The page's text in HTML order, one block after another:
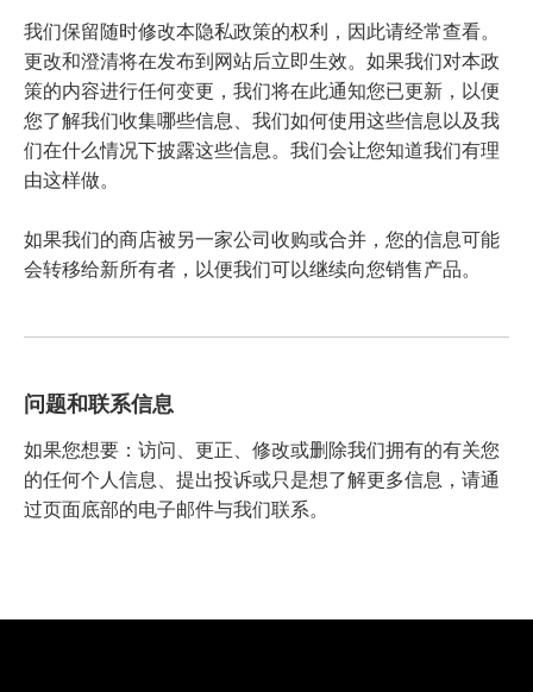
我们保留随时修改本隐私政策的权利，因此请经常查看。
更改和澄清将在发布到网站后立即生效。如果我们对本政
策的内容进行任何变更，我们将在此通知您已更新，以便
您了解我们收集哪些信息、我们如何使用这些信息以及我
们在什么情况下披露这些信息。我们会让您知道我们有理
由这样做。
如果我们的商店被另一家公司收购或合并，您的信息可能
会转移给新所有者，以便我们可以继续向您销售产品。
问题和联系信息
如果您想要：访问、更正、修改或删除我们拥有的有关您
的任何个人信息、提出投诉或只是想了解更多信息，请通
过页面底部的电子邮件与我们联系。